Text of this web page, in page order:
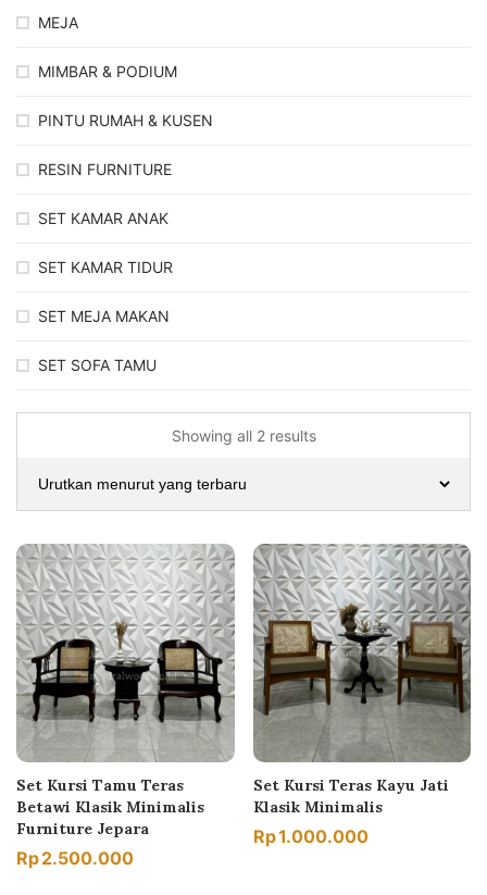
MEJA
MIMBAR & PODIUM
PINTU RUMAH & KUSEN
RESIN FURNITURE
SET KAMAR ANAK
SET KAMAR TIDUR
SET MEJA MAKAN
SET SOFA TAMU
Showing all 2 results
Set Kursi Tamu Teras
Betawi Klasik Minimalis
Furniture Jepara
Rp2.500.000
Set Kursi Teras Kayu Jati
Klasik Minimalis
Rp1.000.000